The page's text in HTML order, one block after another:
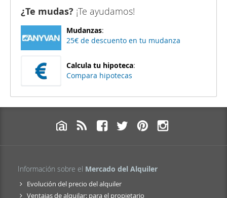
¿Te mudas? ¡Te ayudamos!
Mudanzas:
25€ de descuento en tu mudanza
Calcula tu hipoteca:
Compara hipotecas
Información sobre el Mercado del Alquiler
Evolución del precio del alquiler
Ventajas de alquilar: para el propietario